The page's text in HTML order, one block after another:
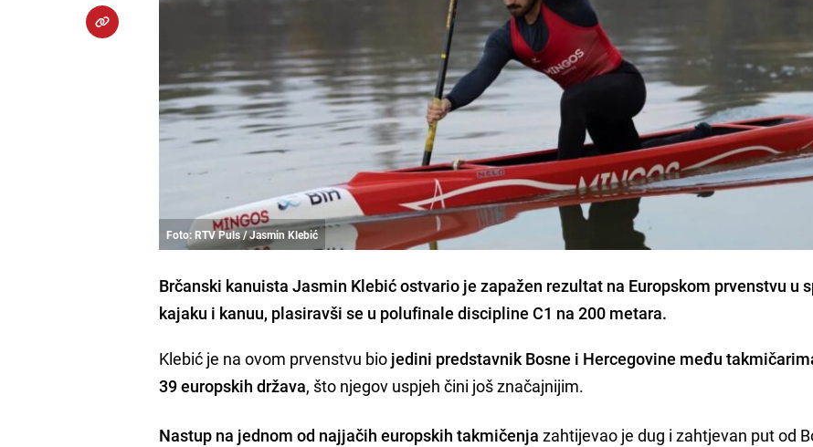
Foto: RTV Puls / Jasmin Klebić
Brčanski kanuista Jasmin Klebić ostvario je zapažen rezultat na Europskom prvenstvu u
kajaku i kanuu, plasiravši se u polufinale discipline C1 na 200 metara.
Klebić je na ovom prvenstvu bio jedini predstavnik Bosne i Hercegovine među
39 europskih država, što njegov uspjeh čini još značajnijim.
Nastup na jednom od najjačih europskih takmičenja zahtijevao je dug i zahtjevan put od